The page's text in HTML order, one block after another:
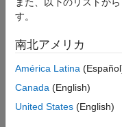
Description
Input Arguments
Description
saveChanges(
data source
The behavior of the
また、以下のリストか
す。
南北アメリカ
América Latina
Canada (English)
United States (English)